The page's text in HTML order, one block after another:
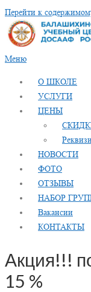
Перейти к
Меню
О ШКОЛЕ
УСЛУГИ
ЦЕНЫ
НОВОСТИ
ФОТО
ОТЗЫВЫ
НАБОР
Вакансии
КОНТАКТЫ
Акция!!!
15 %